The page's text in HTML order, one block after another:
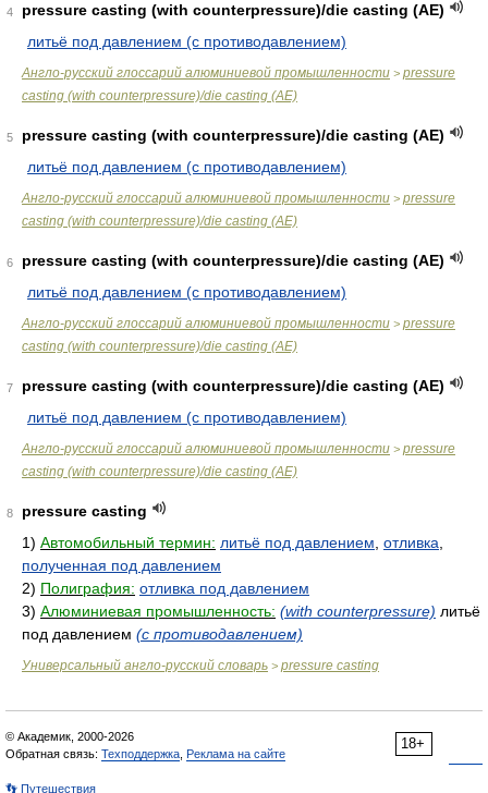
4
pressure casting (with counterpressure)/die casting (AE)
литьё под давлением (с противодавлением)
Англо-русский глоссарий алюминиевой промышленности > pressure
casting (with counterpressure)/die casting (AE)
5
pressure casting (with counterpressure)/die casting (AE)
литьё под давлением (с противодавлением)
Англо-русский глоссарий алюминиевой промышленности > pressure
casting (with counterpressure)/die casting (AE)
6
pressure casting (with counterpressure)/die casting (AE)
литьё под давлением (с противодавлением)
Англо-русский глоссарий алюминиевой промышленности > pressure
casting (with counterpressure)/die casting (AE)
7
pressure casting (with counterpressure)/die casting (AE)
литьё под давлением (с противодавлением)
Англо-русский глоссарий алюминиевой промышленности > pressure
casting (with counterpressure)/die casting (AE)
8
pressure casting
1) Автомобильный термин: литьё под давлением отливка
полученная под давлением
2) Полиграфия: отливка под давлением
3) Алюминиевая промышленность: (with counterpressure) литьё
под давлением (с противодавлением)
Универсальный англо-русский словарь > pressure casting
18+
© Академик, 2000-2026
Обратная связь: Техподдержка Реклама на сайте
👣 Путешествия